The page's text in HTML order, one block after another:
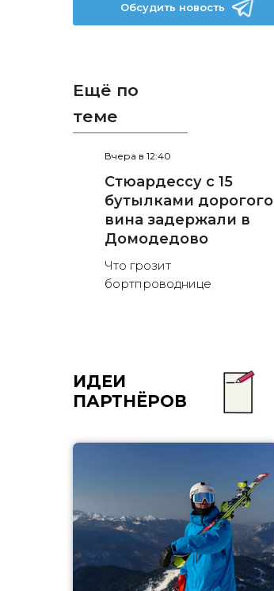
Обсудить новость
Ещё по
теме
Вчера в 12:40
Стюардессу с 15
бутылками дорогого
вина задержали в
Домодедово
Что грозит
бортпроводнице
ИДЕИ
ПАРТНЁРОВ